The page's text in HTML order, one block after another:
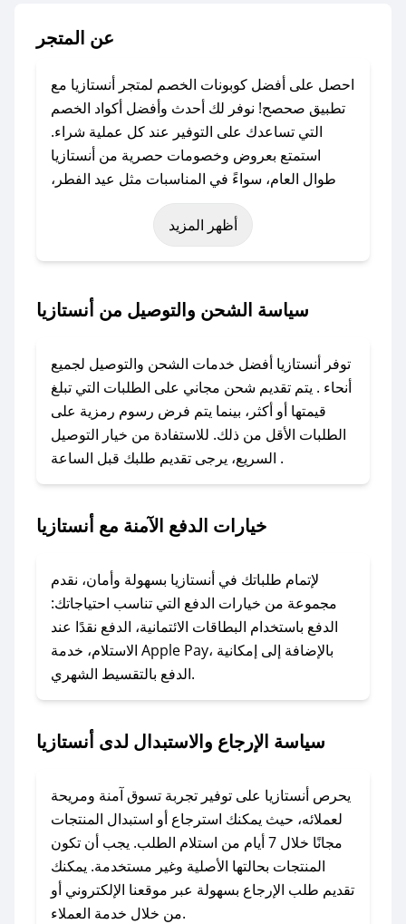
عن المتجر
احصل على أفضل كوبونات الخصم لمتجر أنستازيا مع
تطبيق صحصح! نوفر لك أحدث وأفضل أكواد الخصم
التي تساعدك على التوفير عند كل عملية شراء.
استمتع بعروض وخصومات حصرية من أنستازيا
طوال العام، سواءً في المناسبات مثل عيد الفطر،
عيد الأضحى، الجمعة البيضاء (شهر نوفمبر)، رمضان،
اليوم الوطني، يوم التأسيس، أو حتى عروض خاصة
باستخدام تطبيق صحصح، يمكنك العثور بسهولة على
تواصل معنا عبر تويتر أو البريد الإلكتروني لإضافته
بسرعة.
### كيفية استخدام كود خصم أنستازيا؟
1. انسخ كود الخصم من تطبيق صحصح.
2. الصقه في خانة الدفع عند التسوق من أنستازيا.
### ماذا أفعل إذا لم يعمل كود الخصم؟
الرسائل الخاصة على تويتر أو البريد الإلكتروني،
وسنقوم بحل المشكلة في أسرع وقت ممكن.
### ماذا أفعل إذا لم أجد كود خصم لمتجري
المفضل؟
في حال عدم توفر كوبونات لمتجرك المفضل، يمكنك
أسرع وقت ممكن.
### كيف تحصل على كوبونات خصم حصرية من
أنستازيا؟
للحصول على كوبونات وخصومات حصرية، قم بما
يلي:
- اضغط على أيقونة متابعة لمتجر أنستازيا في تطبيق
صحصح.
أظهر المزيد
سياسة الشحن والتوصيل من أنستازيا
توفر أنستازيا أفضل خدمات الشحن والتوصيل لجميع
أنحاء . يتم تقديم شحن مجاني على الطلبات التي تبلغ
قيمتها أو أكثر، بينما يتم فرض رسوم رمزية على
الطلبات الأقل من ذلك. للاستفادة من خيار التوصيل
السريع، يرجى تقديم طلبك قبل الساعة .
خيارات الدفع الآمنة مع أنستازيا
لإتمام طلباتك في أنستازيا بسهولة وأمان، نقدم
مجموعة من خيارات الدفع التي تناسب احتياجاتك:
الدفع باستخدام البطاقات الائتمانية، الدفع نقدًا عند
الاستلام، خدمة Apple Pay، بالإضافة إلى إمكانية
الدفع بالتقسيط الشهري.
سياسة الإرجاع والاستبدال لدى أنستازيا
يحرص أنستازيا على توفير تجربة تسوق آمنة ومريحة
لعملائه، حيث يمكنك استرجاع أو استبدال المنتجات
مجانًا خلال 7 أيام من استلام الطلب. يجب أن تكون
المنتجات بحالتها الأصلية وغير مستخدمة. يمكنك
تقديم طلب الإرجاع بسهولة عبر موقعنا الإلكتروني أو
من خلال خدمة العملاء.